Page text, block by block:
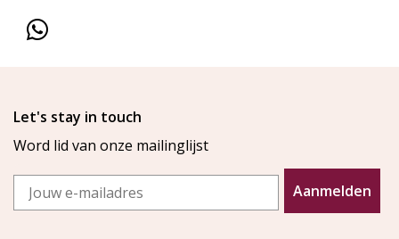
Let's stay in touch
Word lid van onze mailinglijst
Email
Aanmelden